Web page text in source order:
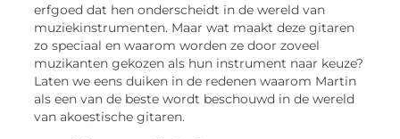
erfgoed dat hen onderscheidt in de wereld van
muziekinstrumenten. Maar wat maakt deze gitaren
zo speciaal en waarom worden ze door zoveel
muzikanten gekozen als hun instrument naar keuze?
Laten we eens duiken in de redenen waarom Martin
als een van de beste wordt beschouwd in de wereld
van akoestische gitaren.